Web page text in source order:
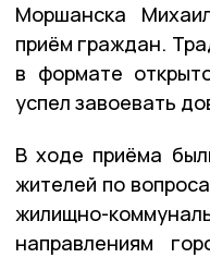
Моршанска
приём граждан.
в формате
успел завоевать
В ходе приёма
жителей по
жилищно-
направлениям